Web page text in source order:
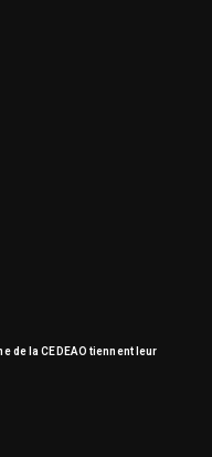
de la CEDEAO tiennent leur